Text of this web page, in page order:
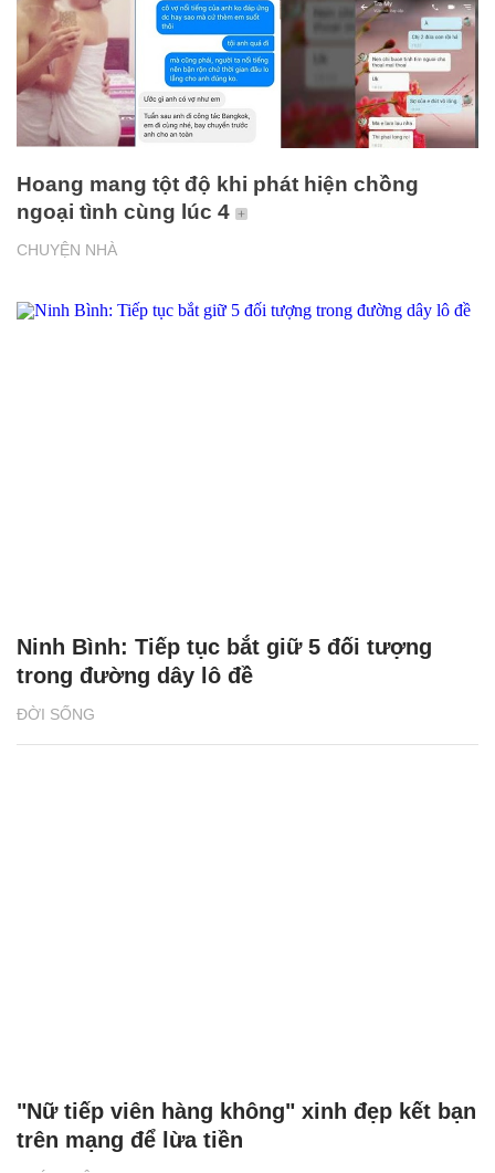
CHUYỆN NHÀ
Hoang mang tột độ khi phát hiện chồng
ngoại tình cùng lúc 4
ĐỜI SỐNG
Ninh Bình: Tiếp tục bắt giữ 5 đối tượng
trong đường dây lô đề
"Nữ tiếp viên hàng không" xinh đẹp kết bạn
trên mạng để lừa tiền